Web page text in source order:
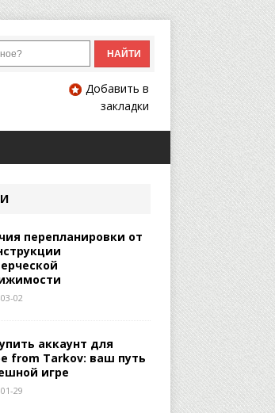
Добавить в
закладки
перепланировки от
02
аккаунт для
from Tarkov: ваш путь
игре
29